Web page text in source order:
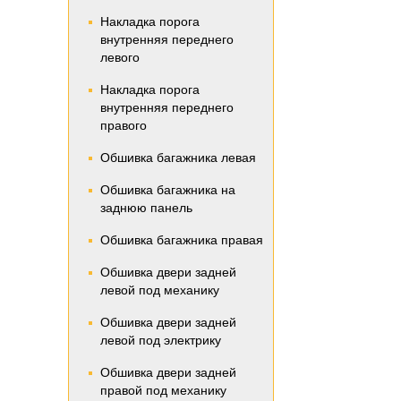
Накладка порога
внутренняя переднего
левого
Накладка порога
внутренняя переднего
правого
Обшивка багажника левая
Обшивка багажника на
заднюю панель
Обшивка багажника правая
Обшивка двери задней
левой под механику
Обшивка двери задней
левой под электрику
Обшивка двери задней
правой под механику